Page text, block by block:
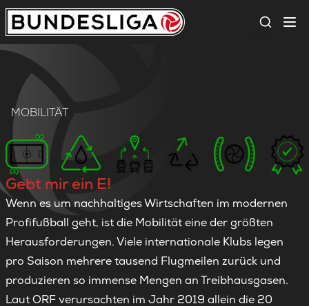
Suche
MOBILITÄT
Gebt mir ein E!
Wenn es um nachhaltiges Wirtschaften im modernen
Profifußball geht, ist die Mobilität eine der größten
Herausforderungen. Viele internationale Klubs legen
pro Saison mehrere tausend Flugmeilen zurück und
produzieren so immense Mengen an Treibhausgasen.
Laut ORF verursachten im Jahr 2019 allein die 20